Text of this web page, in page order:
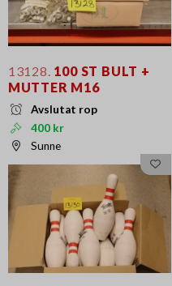
13128. 100 ST BULT +
MUTTER M16
Avslutat rop
400 kr
Sunne